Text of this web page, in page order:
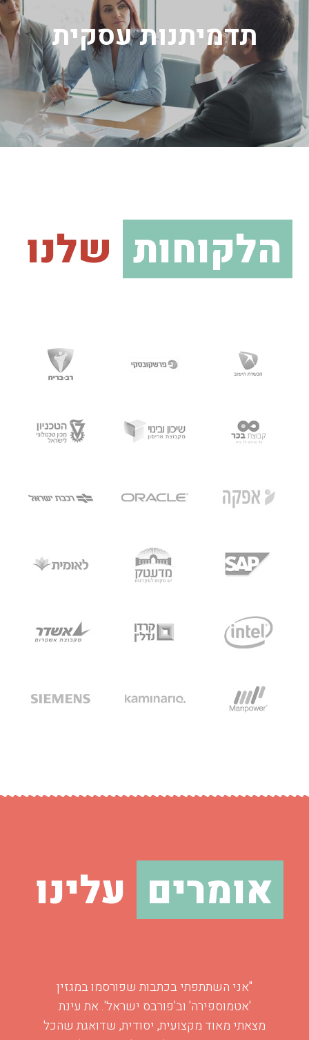
תדמיתנות עסקית
הלקוחות שלנו
אומרים עלינו
"אני השתתפתי בכתבות שפורסמו במגזין
'אטמוספירה' וב'פורבס ישראל'. את עינת
מצאתי מאוד מקצועית, יסודית, שדואגת שהכל